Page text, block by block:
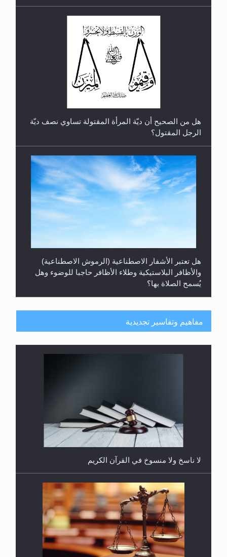
رأيٌ في لغة المسيح الموعود عليه السلام.. 4...
هل من الصحيح أن ديّة المرأة المقتولة تساوي نصف ديّة
الرجل المقتول؟
هل تعتبر الأشفار الاصطناعية (الرموش الاصطناعية)
والأظافر البلاستيكية وطلاء الأظافر حاجبا للوضوء وهل
يُسمح الصلاة بها؟
هل يُحسب حول الزكاة وفق السنة الميلادية أو الهجرية؟
هل يجوز فتح مشروع كوافير نسائي للمحجبات وغير
المحجبات؟
مفاهيم وتفاسير تجديدية
لا ناسخ ولا منسوخ في القرآن الكريم